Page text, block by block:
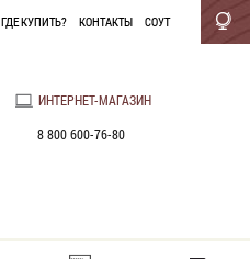
ГДЕ КУПИТЬ? КОНТАКТЫ СОУТ
ИНТЕРНЕТ-МАГАЗИН
8 800 600-76-80